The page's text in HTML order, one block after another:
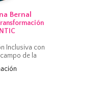
Bernal
Inclusiva con
de la
con
del uso de la
en